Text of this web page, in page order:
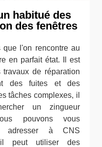
habitué des
des fenêtres
que l'on rencontre au
en parfait état. Il est
de réparation
des fuites et des
tâches complexes, il
un zingueur
pouvons vous
adresser à CNS
peut utiliser des